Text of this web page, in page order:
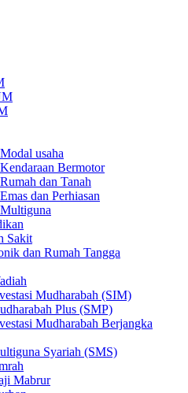
usaha
Bermotor
dan Tanah
dan Perhiasan
Sakit
dan Rumah Tangga
Mudharabah (SIM)
Plus (SMP)
Mudharabah Berjangka
Syariah (SMS)
Mabrur